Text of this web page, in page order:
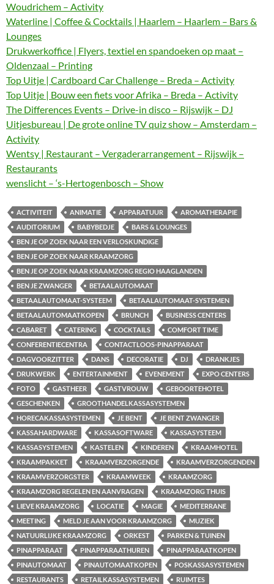
Woudrichem – Activity
Waterline | Coffee & Cocktails | Haarlem – Haarlem – Bars &
Lounges
Drukwerkoffice | Flyers, textiel en spandoeken op maat –
Oldenzaal – Printing
Top Uitje | Cardboard Car Challenge – Breda – Activity
Top Uitje | Bouw een fiets voor Afrika – Breda – Activity
The Differences Events – Drive-in disco – Rijswijk – DJ
Uitjesbureau | De grote online TV quiz show – Amsterdam –
Activity
Wentsy | Restaurant – Vergaderarrangement – Rijswijk –
Restaurants
wenslicht – ‘s-Hertogenbosch – Show
ACTIVITEIT ANIMATIE APPARATUUR
AROMATHERAPIE
AUDITORIUM
BABYBEDJE
BARS & LOUNGES
BEN JE OP ZOEK NAAR EEN VERLOSKUNDIGE
BEN JE OP ZOEK NAAR KRAAMZORG
BEN JE OP ZOEK NAAR KRAAMZORG REGIO HAAGLANDEN
BEN JE ZWANGER
BETAALAUTOMAAT
BETAALAUTOMAAT-SYSTEEM
BETAALAUTOMAAT-SYSTEMEN
BETAALAUTOMAATKOPEN
BRUNCH
BUSINESS CENTERS
CABARET
CATERING COCKTAILS
COMFORT TIME
CONFERENTIECENTRA
CONTACTLOOS-PINAPPARAAT
DAGVOORZITTER
DANS DECORATIE DJ
DRANKJES
DRUKWERK
ENTERTAINMENT EVENEMENT
EXPO CENTERS
FOTO
GASTHEER GASTVROUW
GEBOORTEHOTEL
GESCHENKEN
GROOTHANDELKASSASYSTEMEN
HORECAKASSASYSTEMEN
JE BENT
JE BENT ZWANGER
KASSAHARDWARE
KASSASOFTWARE
KASSASYSTEEM
KASSASYSTEMEN
KASTELEN KINDEREN
KRAAMHOTEL
KRAAMPAKKET
KRAAMVERZORGENDE
KRAAMVERZORGENDEN
KRAAMVERZORGSTER
KRAAMWEEK
KRAAMZORG
KRAAMZORG REGELEN EN AANVRAGEN
KRAAMZORG THUIS
LIEVE KRAAMZORG
LOCATIE MAGIE
MEDITERRANE
MEETING
MELD JE AAN VOOR KRAAMZORG
MUZIEK
NATUURLIJKE KRAAMZORG
ORKEST
PARKEN & TUINEN
PINAPPARAAT
PINAPPARAATHUREN
PINAPPARAATKOPEN
PINAUTOMAAT
PINAUTOMAATKOPEN
POSKASSASYSTEMEN
RESTAURANTS
RETAILKASSASYSTEMEN
RUIMTES